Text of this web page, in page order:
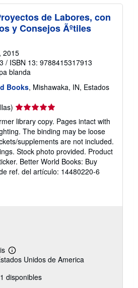
de Labores, con
y Consejos Ãºtiles
, 2015
/ ISBN 13: 9788415317913
blanda
Books, Mishawaka, IN, Estados
Calificación
del
vendedor:
5
de
5
estrellas
library copy. Pages intact with
The binding may be loose
supplements are not included.
Stock photo provided. Product
Better World Books: Buy
ref. del artículo: 14480220-6
Más
información
las
tarifas
Unidos de America
disponibles